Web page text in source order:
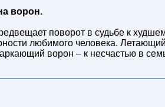
ворон.
поворот в судьбе к
любимого человека.
ворон – к несчастью в